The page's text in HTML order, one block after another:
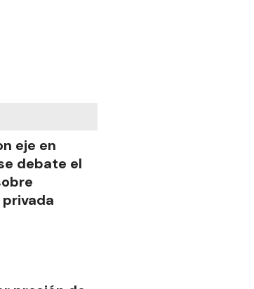
eje en
debate el